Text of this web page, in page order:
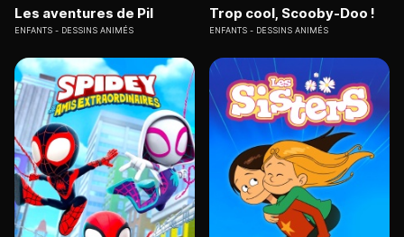
Les aventures de Pil
ENFANTS DESSINS ANIMÉS
Trop cool, Scooby-Doo !
ENFANTS DESSINS ANIMÉS